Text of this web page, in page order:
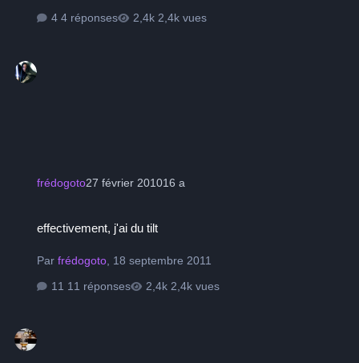
4 réponses
2,4k vues
frédogoto27 février 201016 a
effectivement, j'ai du tilt
Parfrédogoto, 18 septembre 2011
11 réponses
2,4k vues